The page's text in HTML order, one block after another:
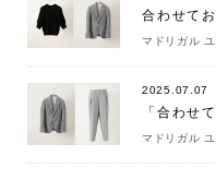
合わせて
マドリガル
2025.07.07
マドリガル